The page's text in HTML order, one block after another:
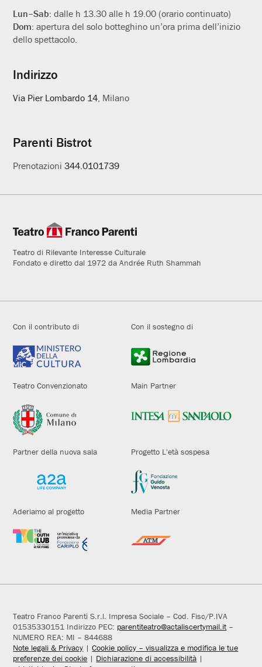
Lun–Sab:dalle h 13.30 alle h 19.00 (orario continuato)
Dom:apertura del solo botteghino un’ora prima dell’inizio
dello spettacolo.
Indirizzo
Via Pier Lombardo 14 , Milano
Parenti Bistrot
Prenotazioni344.0101739
Teatro di Rilevante Interesse Culturale
Fondato e diretto dal 1972 da Andrée Ruth Shammah
Con il contributo di Con il sostegno di
Teatro Convenzionato Main Partner
Partner della nuova sala Progetto L'età sospesa
Aderiamo al progetto Media Partner
Teatro Franco Parenti S.r.l. Impresa Sociale – Cod. Fisc/P.IVA
01535330151 Indirizzo PEC: parentiteatro@actaliscertymail.it–
NUMERO REA: MI – 844688
Note legali & Privacy |Cookie policy – visualizza e modifica le tue
preferenze dei cookie | Dichiarazione di accessibilità |